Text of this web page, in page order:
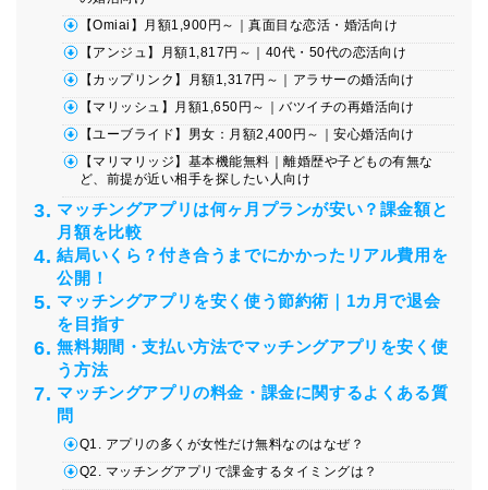
【Omiai】月額1,900円～｜真面目な恋活・婚活向け
【アンジュ】月額1,817円～｜40代・50代の恋活向け
【カップリンク】月額1,317円～｜アラサーの婚活向け
【マリッシュ】月額1,650円～｜バツイチの再婚活向け
【ユーブライド】男女：月額2,400円～｜安心婚活向け
【マリマリッジ】基本機能無料｜離婚歴や子どもの有無な
ど、前提が近い相手を探したい人向け
マッチングアプリは何ヶ月プランが安い？課金額と
月額を比較
結局いくら？付き合うまでにかかったリアル費用を
公開！
マッチングアプリを安く使う節約術｜1カ月で退会
を目指す
無料期間・支払い方法でマッチングアプリを安く使
う方法
マッチングアプリの料金・課金に関するよくある質
問
Q1. アプリの多くが女性だけ無料なのはなぜ？
Q2. マッチングアプリで課金するタイミングは？